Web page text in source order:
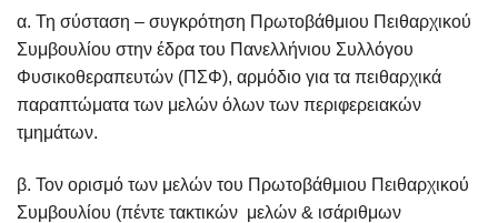
α. Τη σύσταση – συγκρότηση Πρωτοβάθμιου Πειθαρχικού
Συμβουλίου στην έδρα του Πανελλήνιου Συλλόγου
Φυσικοθεραπευτών (ΠΣΦ), αρμόδιο για τα πειθαρχικά
παραπτώματα των μελών όλων των περιφερειακών
τμημάτων.
β. Τον ορισμό των μελών του Πρωτοβάθμιου Πειθαρχικού
Συμβουλίου (πέντε τακτικών μελών & ισάριθμων